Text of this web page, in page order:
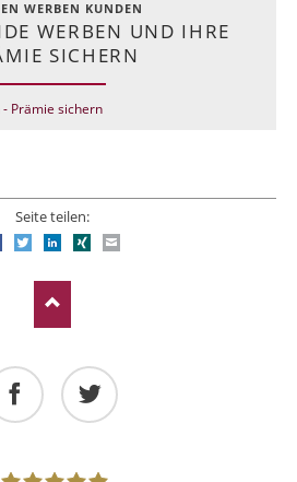
WERBEN KUNDEN
WERBEN UND IHRE
SICHERN
Seite teilen:
FacebookTwitterLinkedIn
Xing